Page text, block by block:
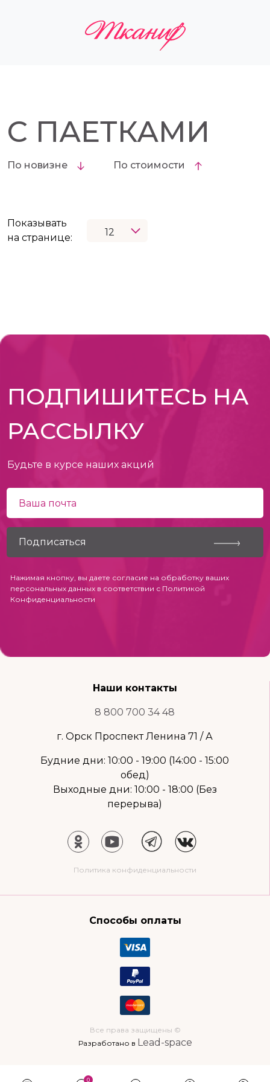
С ПАЕТКАМИ
По новизне По стоимости
Показывать
на странице:
ПОДПИШИТЕСЬ НА
РАССЫЛКУ
Будьте в курсе наших акций
Нажимая кнопку, вы даете согласие на обработку ваших
персональных данных в соответствии с Политикой
Конфиденциальности
Наши контакты
8 800 700 34 48
г. Орск Проспект Ленина 71 / А
Будние дни: 10:00 - 19:00 (14:00 - 15:00
обед)
Выходные дни: 10:00 - 18:00 (Без
перерыва)
Политика конфиденциальности
Способы оплаты
Все права защищены ©
Разработано в Lead-space
0